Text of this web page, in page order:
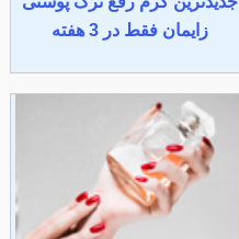
زایمان فقط در 3 هفته